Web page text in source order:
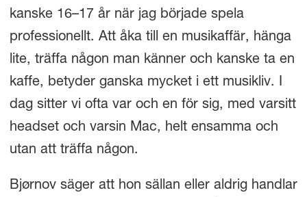
kanske 16–17 år när jag började spela
professionellt. Att åka till en musikaffär, hänga
lite, träffa någon man känner och kanske ta en
kaffe, betyder ganska mycket i ett musikliv. I
dag sitter vi ofta var och en för sig, med varsitt
headset och varsin Mac, helt ensamma och
utan att träffa någon.
Bjørnov säger att hon sällan eller aldrig handlar